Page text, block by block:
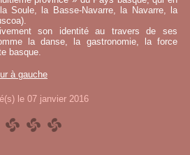
Soule, la Basse-Navarre, la Navarre, la
son identité au travers de ses
la danse, la gastronomie, la force
basque.
à gauche
le 07 janvier 2016